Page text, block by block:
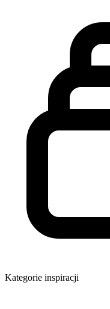
Kategorie inspiracji